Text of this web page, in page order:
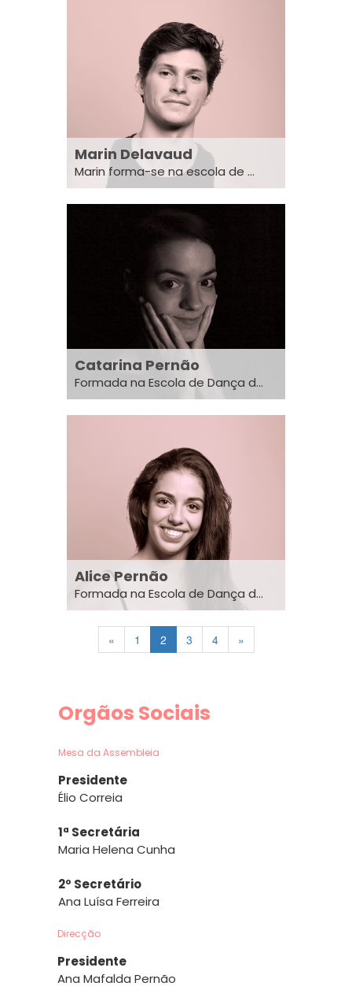
Marin Delavaud
Marin forma-se na escola de ...
Catarina Pernão
Formada na Escola de Dança d...
Alice Pernão
Formada na Escola de Dança d...
« 1 2 3 4 »
Orgãos Sociais
Mesa da Assembleia
Direcção
Presidente
Élio Correia
1ª Secretária
Maria Helena Cunha
2º Secretário
Ana Luísa Ferreira
Presidente
Ana Mafalda Pernão